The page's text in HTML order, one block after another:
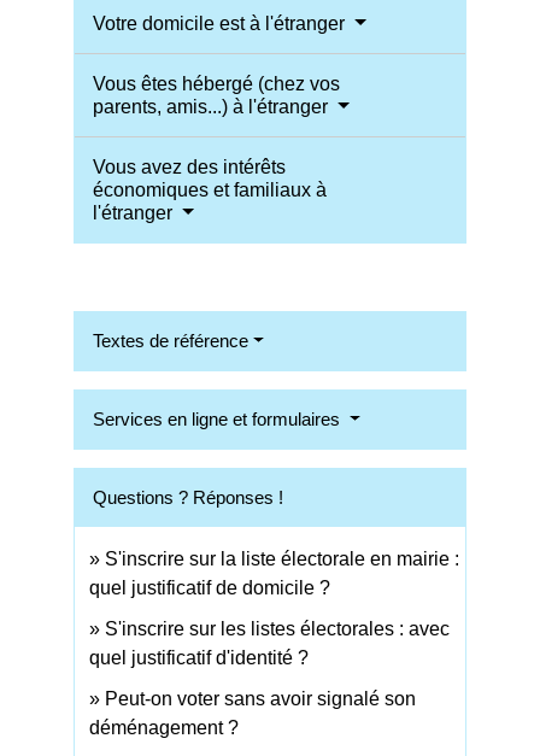
Votre domicile est à l'étranger
Vous êtes hébergé (chez vos
parents, amis...) à l'étranger
Vous avez des intérêts
économiques et familiaux à
l'étranger
Textes de référence
Services en ligne et formulaires
Questions ? Réponses !
S'inscrire sur la liste électorale en mairie :
quel justificatif de domicile ?
S'inscrire sur les listes électorales : avec
quel justificatif d'identité ?
Peut-on voter sans avoir signalé son
déménagement ?